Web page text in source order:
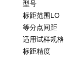
型号
标距范围LO
等分点间距
适用试样规格
标距精度